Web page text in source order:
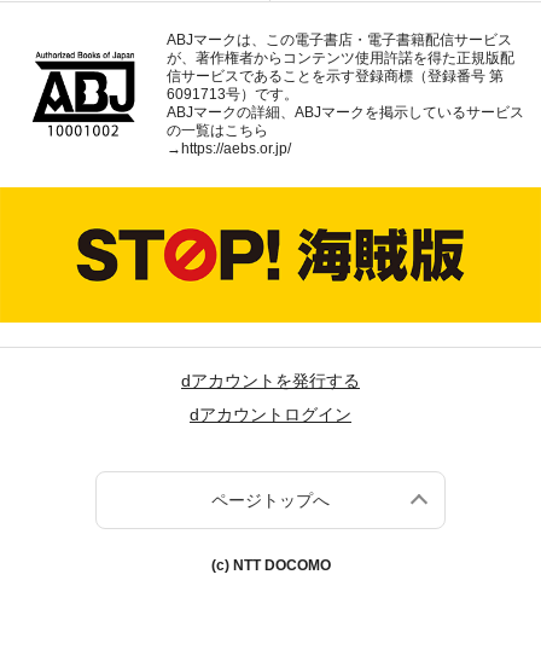
ABJマークは、この電子書店・電子書籍配信サービス
が、著作権者からコンテンツ使用許諾を得た正規版配
信サービスであることを示す登録商標（登録番号 第
6091713号）です。
ABJマークの詳細、ABJマークを掲示しているサービス
の一覧はこちら
→https://aebs.or.jp/
dアカウントを発行する
dアカウントログイン
ページトップへ
(c) NTT DOCOMO